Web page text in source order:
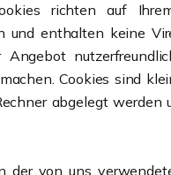
richten auf
und enthalten keine
Angebot
Cookies sind
abgelegt werden
der von uns